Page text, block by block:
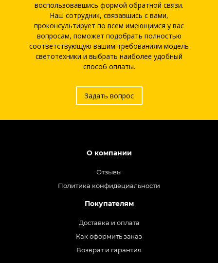
воспользовавшись формой обратной связи.
Наш сотрудник, связавшись с вами,
проконсультирует по всем имеющимся у вас
вопросам, поможет подобрать полностью
соответствующую вашим требованиям модель
светотехники и выбрать наиболее удобный
способ оплаты.
Задать вопрос
О компании
Отзывы
Политика конфидециальности
Покупателям
Доставка и оплата
Как оформить заказ
Возврат и гарантия